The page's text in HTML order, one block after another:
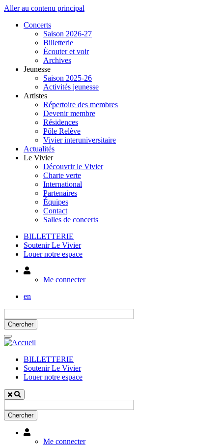
Aller au contenu principal
Concerts
Saison 2026-27
Billetterie
Écouter et voir
Archives
Jeunesse
Saison 2025-26
Activités jeunesse
Artistes
Répertoire des membres
Devenir membre
Résidences
Pôle Relève
Vivier interuniversitaire
Actualités
Le Vivier
Découvrir le Vivier
Charte verte
International
Partenaires
Équipes
Contact
Salles de concerts
BILLETTERIE
Soutenir Le Vivier
Louer notre espace
Utilisateur
Me connecter
en
BILLETTERIE
Soutenir Le Vivier
Louer notre espace
Utilisateur
Me connecter